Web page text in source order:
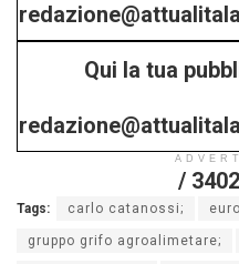
/
Qui la tua
/
Tags: carlo catanossi;
gruppo grifo agroalimetare;